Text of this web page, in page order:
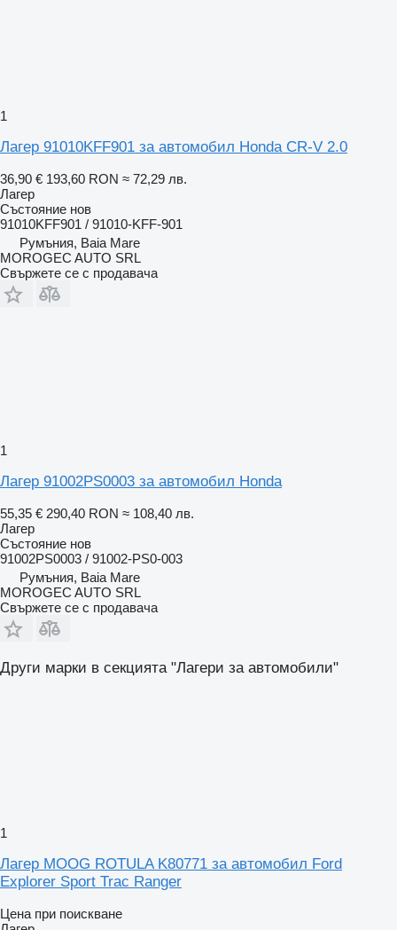
1
Лагер 91010KFF901 за автомобил Honda CR-V 2.0
36,90 € 193,60 RON ≈ 72,29 лв.
Лагер
Състояние нов
91010KFF901 / 91010-KFF-901
Румъния, Baia Mare
MOROGEC AUTO SRL
Свържете се с продавача
1
Лагер 91002PS0003 за автомобил Honda
55,35 € 290,40 RON ≈ 108,40 лв.
Лагер
Състояние нов
91002PS0003 / 91002-PS0-003
Румъния, Baia Mare
MOROGEC AUTO SRL
Свържете се с продавача
Други марки в секцията "Лагери за автомобили"
1
Лагер MOOG ROTULA K80771 за автомобил Ford
Explorer Sport Trac Ranger
Цена при поискване